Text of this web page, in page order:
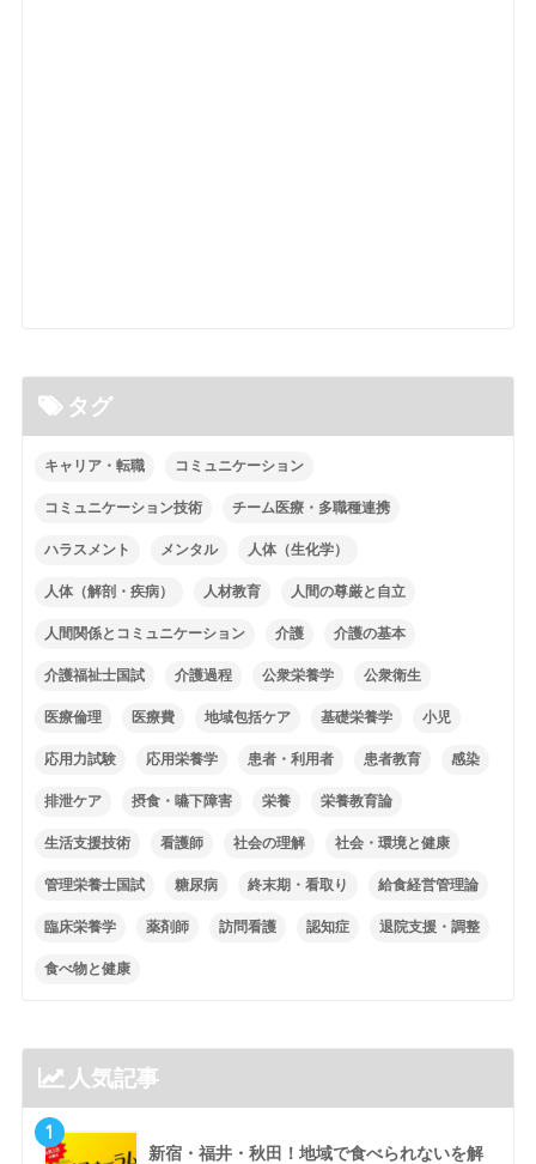
タグ
キャリア・転職 コミュニケーション
コミュニケーション技術 チーム医療・多職種連携
ハラスメント メンタル 人体（生化学）
人体（解剖・疾病） 人材教育 人間の尊厳と自立
人間関係とコミュニケーション 介護 介護の基本
介護福祉士国試 介護過程 公衆栄養学 公衆衛生
医療倫理 医療費 地域包括ケア 基礎栄養学 小児
応用力試験 応用栄養学 患者・利用者 患者教育 感染
排泄ケア 摂食・嚥下障害 栄養 栄養教育論
生活支援技術 看護師 社会の理解 社会・環境と健康
管理栄養士国試 糖尿病 終末期・看取り 給食経営管理論
臨床栄養学 薬剤師 訪問看護 認知症 退院支援・調整
食べ物と健康
人気記事
1
新宿・福井・秋田！地域で食べられないを解